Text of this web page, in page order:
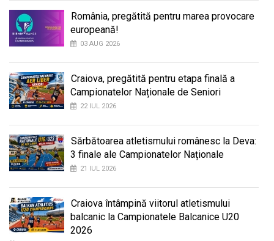
România, pregătită pentru marea provocare
europeană!
03 AUG 2026
Craiova, pregătită pentru etapa finală a
Campionatelor Naționale de Seniori
22 IUL 2026
Sărbătoarea atletismului românesc la Deva:
3 finale ale Campionatelor Naționale
21 IUL 2026
Craiova întâmpină viitorul atletismului
balcanic la Campionatele Balcanice U20
2026